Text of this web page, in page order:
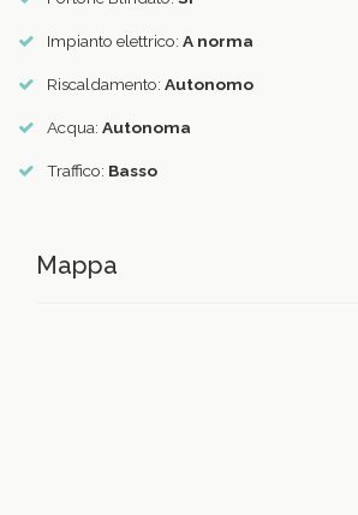
Impianto elettrico: A norma
Riscaldamento: Autonomo
Acqua: Autonoma
Traffico: Basso
Mappa